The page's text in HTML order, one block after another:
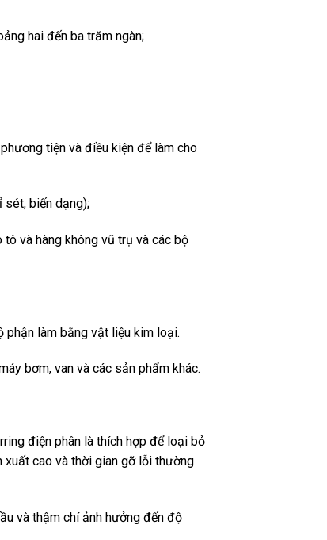
hai đến ba trăm ngàn;
tiện và điều kiện để làm cho
sét, biến dạng);
và hàng không vũ trụ và các bộ
làm bằng vật liệu kim loại.
bơm, van và các sản phẩm khác.
điện phân là thích hợp để loại bỏ
xuất cao và thời gian gỡ lỗi thường
và thậm chí ảnh hưởng đến độ